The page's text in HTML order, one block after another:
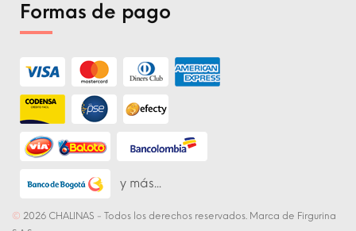
Formas de pago
y más...
© 2026 CHALINAS - Todos los derechos reservados. Marca de Firgurina